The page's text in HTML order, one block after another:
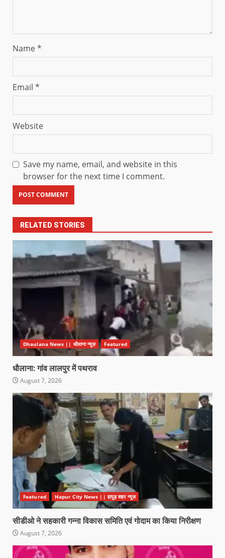
Name*
Email *
Website
Save my name, email, and website in this
browser for the next time I comment.
RELATED STORIES
Dhaulana News || धौलाना न्यूज़ Featured
धौलाना: गांव लालपुर में पथराव
August 7, 2026
Featured Hapur City News || हापुड़ शहर न्यूज़
सीडीओ ने सहकारी गन्ना विकास समिति एवं गोदाम का किया निरीक्षण
August 7, 2026